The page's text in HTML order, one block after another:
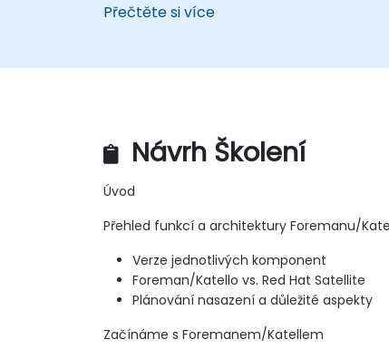
Přečtěte si více
Návrh Školení
Úvod
Přehled funkcí a architektury Foremanu/
Verze jednotlivých komponent
Foreman/Katello vs. Red Hat Satellite
Plánování nasazení a důležité aspekty
Začínáme s Foremanem/Katellem